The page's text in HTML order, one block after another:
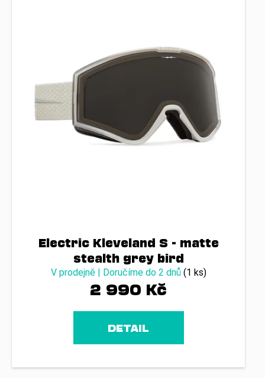
Electric Kleveland S - matte
stealth grey bird
V prodejně | Doručíme do 2 dnů (1 ks)
2 990 Kč
DETAIL